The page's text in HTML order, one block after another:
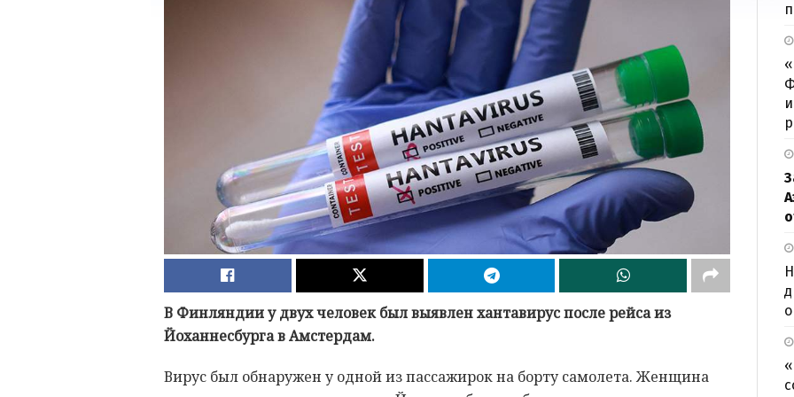
В Финляндии у двух человек был выявлен хантавирус после рейса из
Йоханнесбурга в Амстердам.
Вирус был обнаружен у одной из пассажирок на борту самолета. Женщина